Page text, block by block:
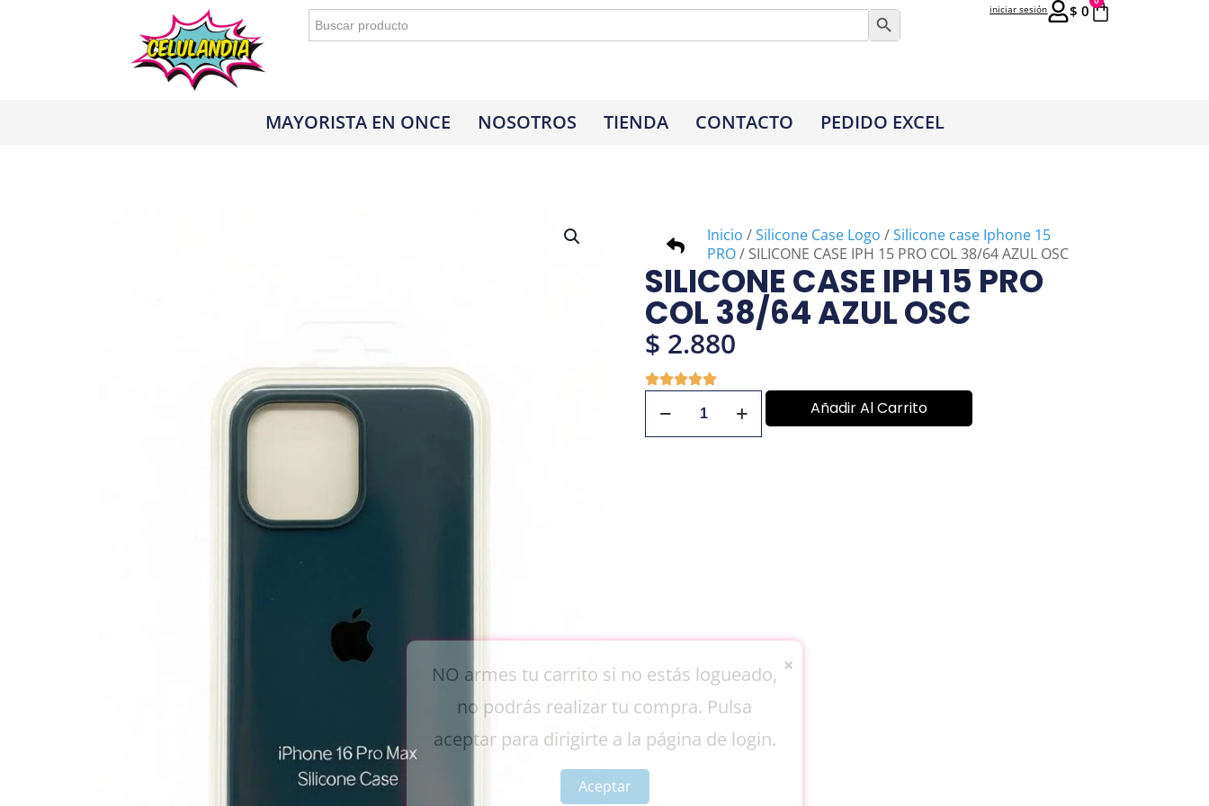
Buscar: Botón de búsqueda
$ 0
iniciar sesión
MAYORISTA EN ONCE NOSOTROS TIENDA CONTACTO PEDIDO EXCEL
Inicio /Silicone Case Logo /Silicone case Iphone 15
PRO/ SILICONE CASE IPH 15 PRO COL 38/64 AZUL OSC
SILICONE CASE IPH 15 PRO
COL 38/64 AZUL OSC
$ 2.880
Añadir Al Carrito
×
NO armes tu carrito si no estás logueado,
no podrás realizar tu compra. Pulsa
aceptar para dirigirte a la página de login.
Aceptar